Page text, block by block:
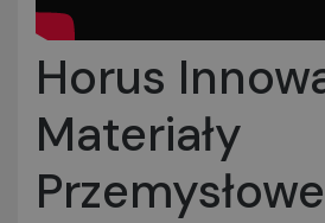
Horus
Materiały
Przemysłowe